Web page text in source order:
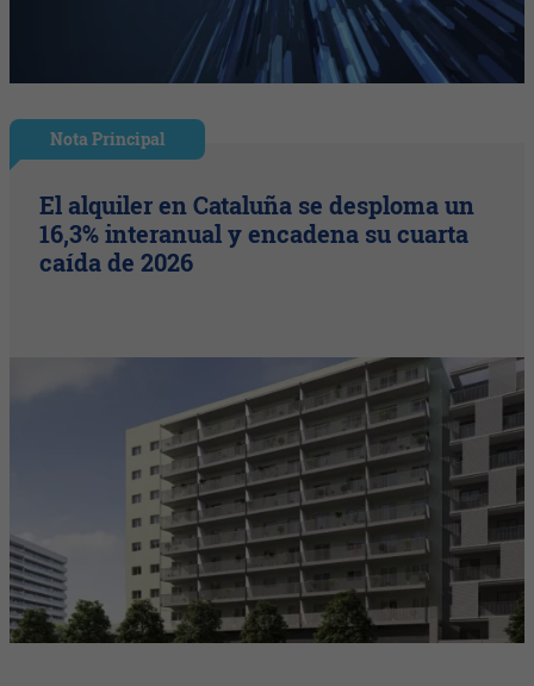
Nota Principal
El alquiler en Cataluña se desploma un
16,3% interanual y encadena su cuarta
caída de 2026